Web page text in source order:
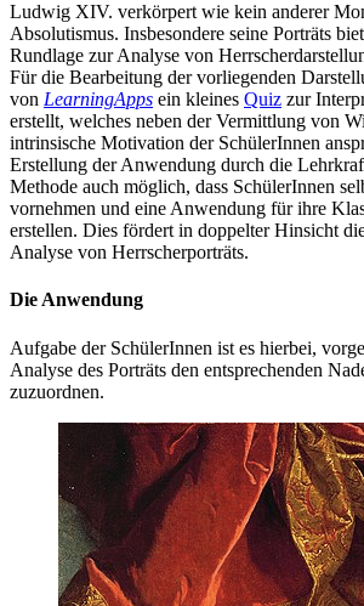
Ludwig XIV. verkörpert wie kein anderer
Absolutismus. Insbesondere seine Porträts
Rundlage zur Analyse von
Für die Bearbeitung der vorliegenden
von LearningApps ein kleines Quiz zur
erstellt, welches neben der Vermittlung von
intrinsische Motivation der SchülerInnen
Erstellung der Anwendung durch die
Methode auch möglich, dass SchülerInnen
vornehmen und eine Anwendung für ihre
erstellen. Dies fördert in doppelter Hinsicht
Analyse von Herrscherporträts.
Die Anwendung
Aufgabe der SchülerInnen ist es hierbei,
Analyse des Porträts den entsprechenden
zuzuordnen.